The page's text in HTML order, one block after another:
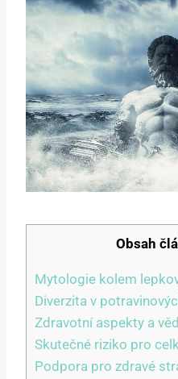
Obsah
Mytologie kolem
Diverzita v
Zdravotní aspekty a
Skutečné riziko pro
Podpora pro zdravé